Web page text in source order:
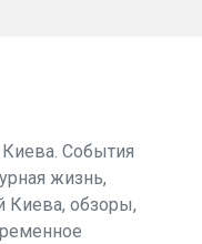
Киева. События
жизнь,
Киева, обзоры,